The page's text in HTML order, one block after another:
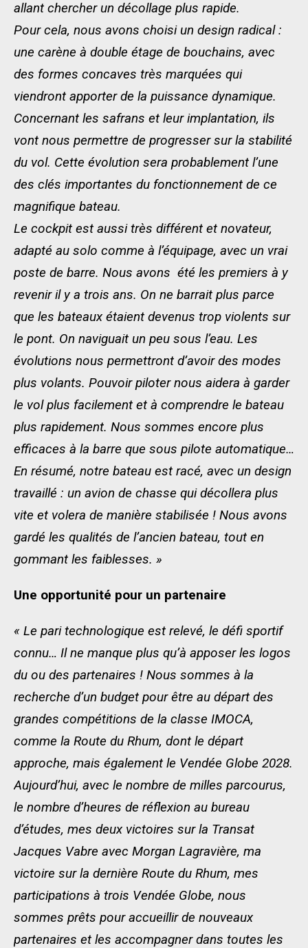
allant chercher un décollage plus rapide.
Pour cela, nous avons choisi un design radical :
une carène à double étage de bouchains, avec
des formes concaves très marquées qui
viendront apporter de la puissance dynamique.
Concernant les safrans et leur implantation, ils
vont nous permettre de progresser sur la stabilité
du vol. Cette évolution sera probablement l’une
des clés importantes du fonctionnement de ce
magnifique bateau.
Le cockpit est aussi très différent et novateur,
adapté au solo comme à l’équipage, avec un vrai
poste de barre. Nous avons été les premiers à y
revenir il y a trois ans. On ne barrait plus parce
que les bateaux étaient devenus trop violents sur
le pont. On naviguait un peu sous l’eau. Les
évolutions nous permettront d’avoir des modes
plus volants. Pouvoir piloter nous aidera à garder
le vol plus facilement et à comprendre le bateau
plus rapidement. Nous sommes encore plus
efficaces à la barre que sous pilote automatique…
En résumé, notre bateau est racé, avec un design
travaillé : un avion de chasse qui décollera plus
vite et volera de manière stabilisée ! Nous avons
gardé les qualités de l’ancien bateau, tout en
gommant les faiblesses. »
Une opportunité pour un partenaire
« Le pari technologique est relevé, le défi sportif
connu… Il ne manque plus qu’à apposer les logos
du ou des partenaires ! Nous sommes à la
recherche d’un budget pour être au départ des
grandes compétitions de la classe IMOCA,
comme la Route du Rhum, dont le départ
approche, mais également le Vendée Globe 2028.
Aujourd’hui, avec le nombre de milles parcourus,
le nombre d’heures de réflexion au bureau
d’études, mes deux victoires sur la Transat
Jacques Vabre avec Morgan Lagravière, ma
victoire sur la dernière Route du Rhum, mes
participations à trois Vendée Globe, nous
sommes prêts pour accueillir de nouveaux
partenaires et les accompagner dans toutes les